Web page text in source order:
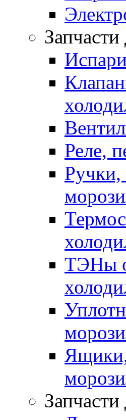
Реле,
Ручки,
ТЭНы